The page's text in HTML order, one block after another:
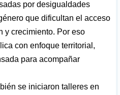
por desigualdades
que dificultan el acceso
y crecimiento. Por eso
con enfoque territorial,
para acompañar
se iniciaron talleres en